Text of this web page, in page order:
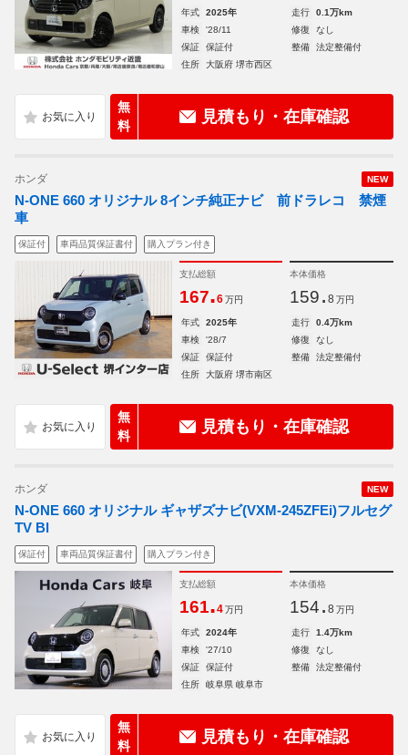
年式 2025年 走行
0.1万km
車検
'28/11 修復
なし
保証
保証付 整備
法定整備付
住所
大阪府 堺市西区
無
料
見積もり・在庫確認
NEW
ホンダ
N-ONE 660 オリジナル 8インチ純正ナビ 前ドラレコ 禁煙
車
保証付 車両品質保証書付 購入プラン付き
支払総額
167.6 万円
本体価格
159. 8 万円
年式 2025年 走行
0.4万km
車検
'28/7 修復
なし
保証
保証付 整備
法定整備付
住所
大阪府 堺市南区
無
料
見積もり・在庫確認
NEW
ホンダ
N-ONE 660 オリジナル ギャザズナビ(VXM-245ZFEi)フルセグ
TV Bl
保証付 車両品質保証書付 購入プラン付き
支払総額
161.4 万円
本体価格
154. 8 万円
年式 2024年 走行
1.4万km
車検
'27/10 修復
なし
保証
保証付 整備
法定整備付
住所
岐阜県 岐阜市
無
料
見積もり・在庫確認